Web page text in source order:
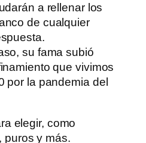
a rellenar los
de cualquier
su fama subió
que vivimos
por la pandemia del
elegir, como
puros y más.